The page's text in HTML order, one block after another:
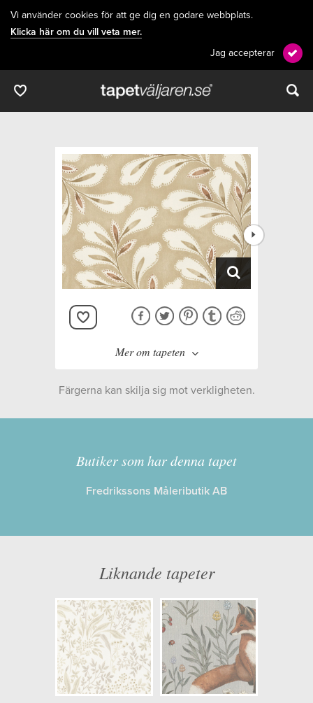
Vi använder cookies för att ge dig en godare webbplats.
Klicka här om du vill veta mer.
Jag accepterar
Mer om tapeten
Kollektion:
Boråstapeter
Opacitet: Hög
Mönsterhöjd: 0,53
Artikelnummer: 7430
NCS Bottenkulör: S2010-Y30R
Färg: Beige, Brun
Mönster: Växande, Växter
Färgerna kan skilja sig mot verkligheten.
Butiker som har denna tapet
Fredrikssons Måleributik AB
Liknande tapeter